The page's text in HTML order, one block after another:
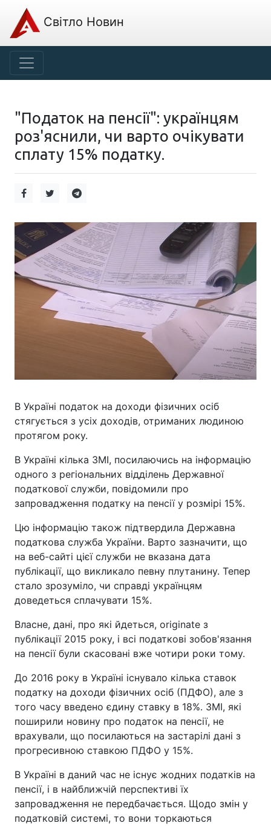
Світло Новин
"Податок на пенсії": українцям
роз'яснили, чи варто очікувати
сплату 15% податку.
В Україні податок на доходи фізичних осіб
стягується з усіх доходів, отриманих людиною
протягом року.
В Україні кілька ЗМІ, посилаючись на інформацію
одного з регіональних відділень Державної
податкової служби, повідомили про
запровадження податку на пенсії у розмірі 15%.
Цю інформацію також підтвердила Державна
податкова служба України. Варто зазначити, що
на веб-сайті цієї служби не вказана дата
публікації, що викликало певну плутанину. Тепер
стало зрозуміло, чи справді українцям
доведеться сплачувати 15%.
Власне, дані, про які йдеться, originate з
публікації 2015 року, і всі податкові зобов'язання
на пенсії були скасовані вже чотири роки тому.
До 2016 року в Україні існувало кілька ставок
податку на доходи фізичних осіб (ПДФО), але з
того часу введено єдину ставку в 18%. ЗМІ, які
поширили новину про податок на пенсії, не
врахували, що посилаються на застарілі дані з
прогресивною ставкою ПДФО у 15%.
В Україні в даний час не існує жодних податків на
пенсії, і в найближчій перспективі їх
запровадження не передбачається. Щодо змін у
податковій системі, то вони торкаються